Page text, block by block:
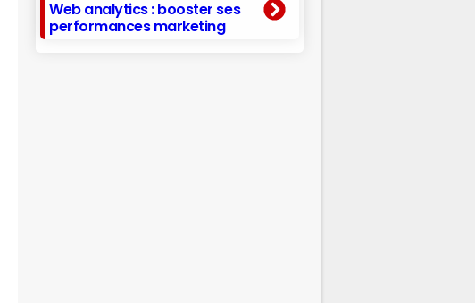
Web analytics : booster ses
performances marketing